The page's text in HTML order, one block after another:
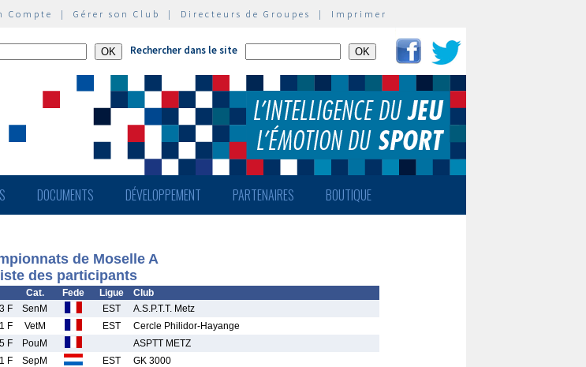
Compte | Gérer son Club | Directeurs de Groupes | Imprimer
Rechercher dans le site
DOCUMENTS DÉVELOPPEMENT PARTENAIRES BOUTIQUE
de Moselle A
des participants
Cat. Fede Ligue
Club
F SenM EST
A.S.P.T.T. Metz
F VetM EST
Cercle Philidor-Hayange
F PouM
ASPTT METZ
F SepM EST
GK 3000